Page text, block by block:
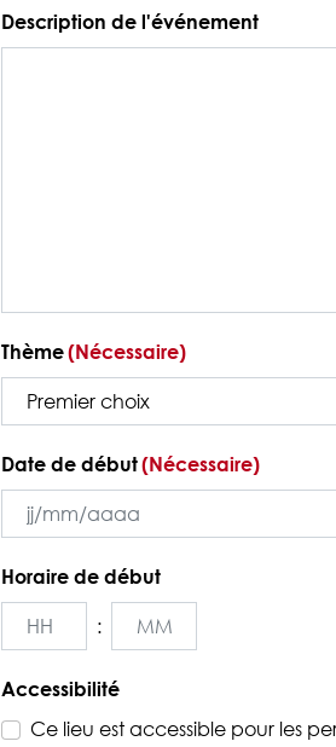
Description de l'événement
Thème(Nécessaire)
Date de début(Nécessaire)
slash
Horaire de début
:
Accessibilité
Ce lieu est accessible pour les